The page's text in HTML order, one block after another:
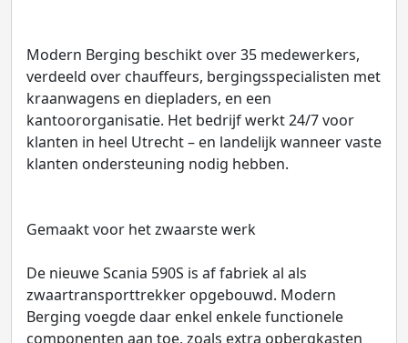
Modern Berging beschikt over 35 medewerkers,
verdeeld over chauffeurs, bergingsspecialisten met
kraanwagens en diepladers, en een
kantoororganisatie. Het bedrijf werkt 24/7 voor
klanten in heel Utrecht – en landelijk wanneer vaste
klanten ondersteuning nodig hebben.
Gemaakt voor het zwaarste werk
De nieuwe Scania 590S is af fabriek al als
zwaartransporttrekker opgebouwd. Modern
Berging voegde daar enkel enkele functionele
componenten aan toe, zoals extra opbergkasten